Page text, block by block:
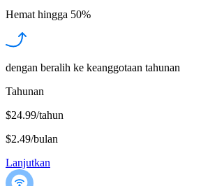
Hemat hingga 50%
dengan beralih ke keanggotaan tahunan
Tahunan
$24.99/tahun
$2.49/bulan
Lanjutkan